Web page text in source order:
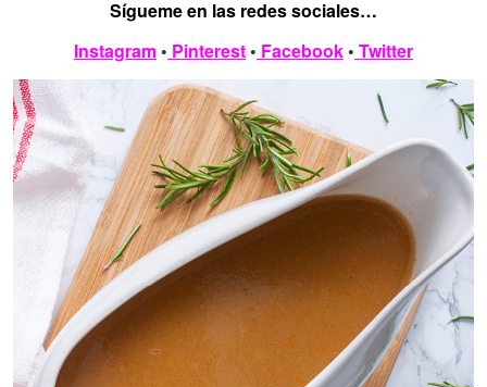
Sígueme en las redes sociales…
Instagram • Pinterest • Facebook • Twitter